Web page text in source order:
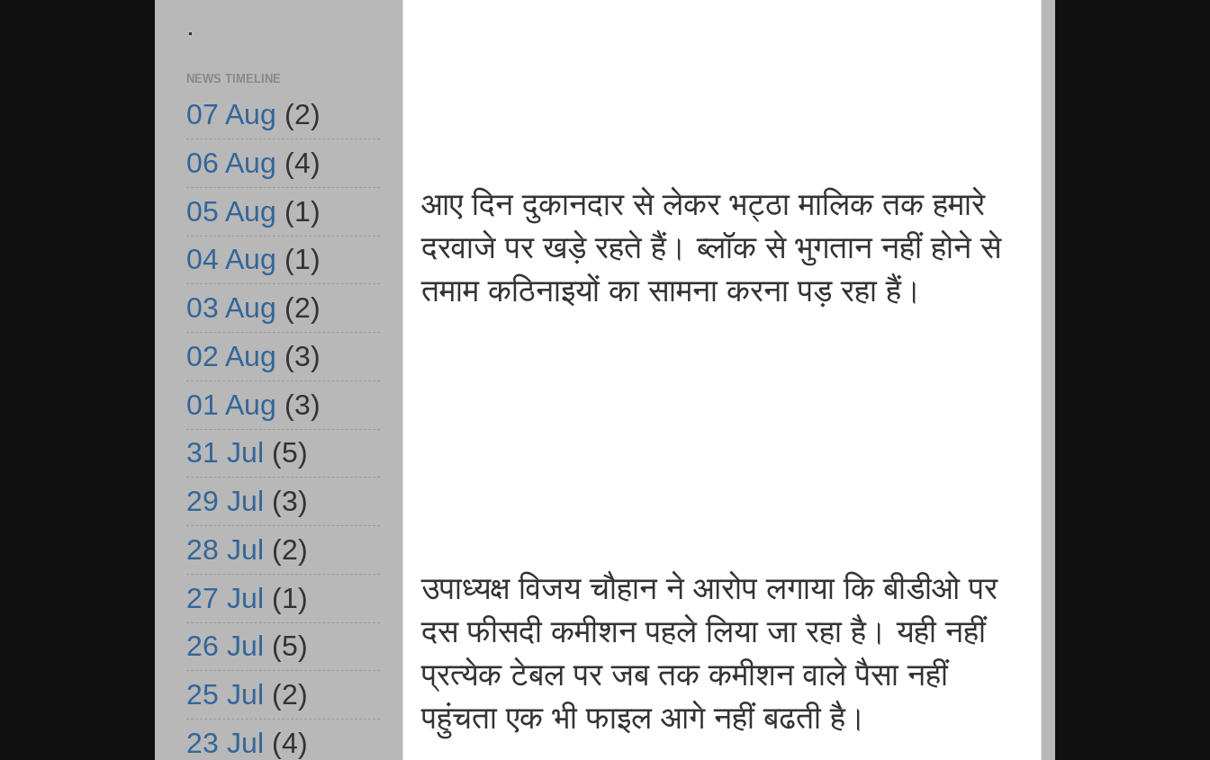
आए दिन दुकानदार से लेकर भट्ठा मालिक तक हमारे
दरवाजे पर खड़े रहते हैं। ब्लॉक से भुगतान नहीं होने से
तमाम कठिनाइयों का सामना करना पड़ रहा हैं।
उपाध्यक्ष विजय चौहान ने आरोप लगाया कि बीडीओ पर
दस फीसदी कमीशन पहले लिया जा रहा है। यही नहीं
प्रत्येक टेबल पर जब तक कमीशन वाले पैसा नहीं
पहुंचता एक भी फाइल आगे नहीं बढती है।
.
NEWS TIMELINE
07 Aug (2)
06 Aug (4)
05 Aug (1)
04 Aug (1)
03 Aug (2)
02 Aug (3)
01 Aug (3)
31 Jul (5)
29 Jul (3)
28 Jul (2)
27 Jul (1)
26 Jul (5)
25 Jul (2)
23 Jul (4)